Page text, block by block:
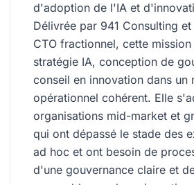
d'adoption de l'IA et
Délivrée par 941 Consulting
CTO fractionnel, cette
stratégie IA, conception de
conseil en innovation dans un
opérationnel cohérent. Elle
organisations mid-market et
qui ont dépassé le stade des
ad hoc et ont besoin de
d'une gouvernance claire et